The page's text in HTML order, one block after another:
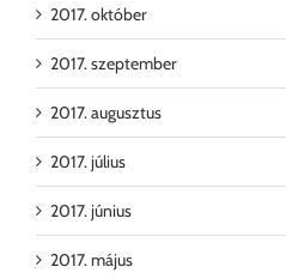
2017. október
2017. szeptember
2017. augusztus
2017. július
2017. június
2017. május